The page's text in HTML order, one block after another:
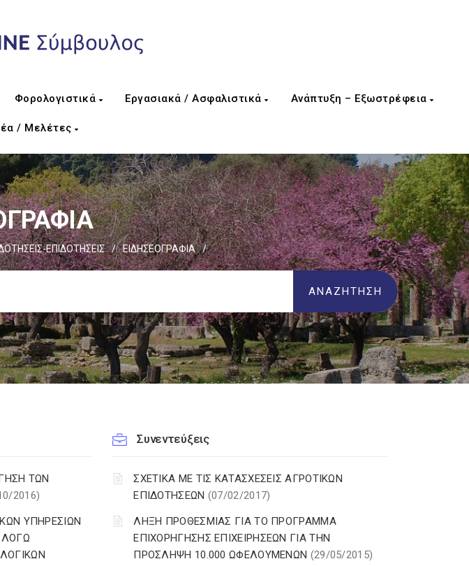
Φορολογιστικά Εργασιακά / Ασφαλιστικά Ανάπτυξη – Εξωστρέφεια
/ Μελέτες
ΕΠΙΔΟΤΗΣΕΙΣ / ΕΙΔΗΣΕΟΓΡΑΦΙΑ /
ΤΩΝ
2016)
ΥΠΗΡΕΣΙΩΝ
ΛΟΓΩ
Συνεντεύξεις
ΣΧΕΤΙΚΑ ΜΕ ΤΙΣ ΚΑΤΑΣΧΕΣΕΙΣ ΑΓΡΟΤΙΚΩΝ
ΕΠΙΔΟΤΗΣΕΩΝ (07/02/2017)
ΛΗΞΗ ΠΡΟΘΕΣΜΙΑΣ ΓΙΑ ΤΟ ΠΡΟΓΡΑΜΜΑ
ΕΠΙΧΟΡΗΓΗΣΗΣ ΕΠΙΧΕΙΡΗΣΕΩΝ ΓΙΑ ΤΗΝ
ΠΡΟΣΛΗΨΗ 10.000 ΩΦΕΛΟΥΜΕΝΩΝ (29/05/2015)